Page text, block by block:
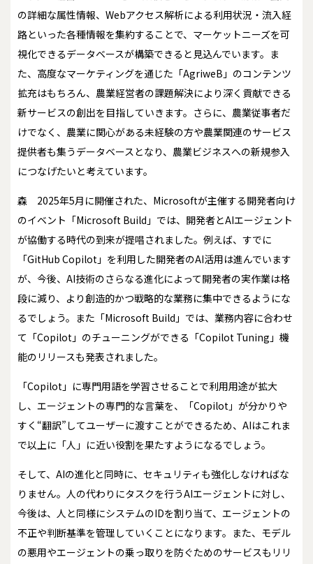
の詳細な属性情報、Webアクセス解析による利用状況・流入経
路といった各種情報を集約することで、マーケットニーズを可
視化できるデータベースが構築できると見込んでいます。ま
た、高度なマーケティングを通じた「AgriweB」のコンテンツ
拡充はもちろん、農業経営者の課題解決により深く貢献できる
新サービスの創出を目指していきます。さらに、農業従事者だ
けでなく、農業に関心がある未経験の方や農業関連のサービス
提供者も集うデータベースとなり、農業ビジネスへの新規参入
につなげたいと考えています。
森
2025年5月に開催された、Microsoftが主催する開発者向け
のイベント「Microsoft Build」では、開発者とAIエージェント
が協働する時代の到来が提唱されました。例えば、すでに
「GitHub Copilot」を利用した開発者のAI活用は進んでいます
が、今後、AI技術のさらなる進化によって開発者の実作業は格
段に減り、より創造的かつ戦略的な業務に集中できるようにな
るでしょう。また「Microsoft Build」では、業務内容に合わせ
て「Copilot」のチューニングができる「Copilot Tuning」機
能のリリースも発表されました。
「Copilot」に専門用語を学習させることで利用用途が拡大
し、エージェントの専門的な言葉を、「Copilot」が分かりや
すく“翻訳”してユーザーに渡すことができるため、AIはこれま
で以上に「人」に近い役割を果たすようになるでしょう。
そして、AIの進化と同時に、セキュリティも強化しなければな
りません。人の代わりにタスクを行うAIエージェントに対し、
今後は、人と同様にシステムのIDを割り当て、エージェントの
不正や判断基準を管理していくことになります。また、モデル
の悪用やエージェントの乗っ取りを防ぐためのサービスもリリ